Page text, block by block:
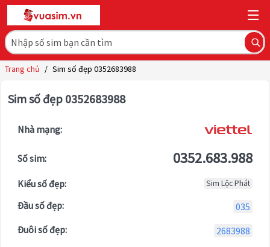
Trang chủ / Sim số đẹp 0352683988
Sim số đẹp 0352683988
Nhà mạng:
Số sim: 0352.683.988
Kiểu số đẹp: Sim Lộc Phát
Đầu số đẹp:
035
Đuôi số đẹp:
2683988